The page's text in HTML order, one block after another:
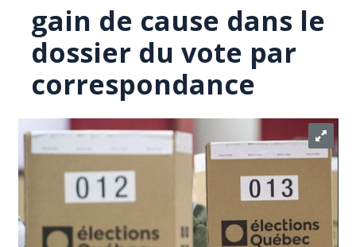
gain de cause dans le
dossier du vote par
correspondance